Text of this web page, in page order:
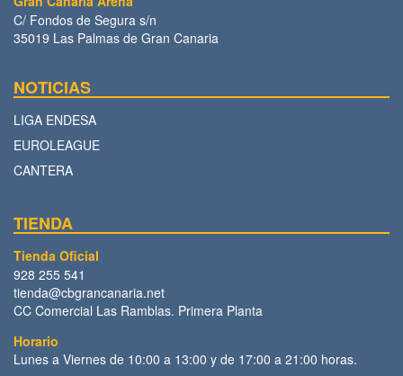
C/ Fondos de Segura s/n
35019 Las Palmas de Gran Canaria
NOTICIAS
LIGA ENDESA
EUROLEAGUE
CANTERA
TIENDA
Tienda Oficial
928 255 541
tienda@cbgrancanaria.net
CC Comercial Las Ramblas. Primera Planta
Horario
Lunes a Viernes de 10:00 a 13:00 y de 17:00 a 21:00 horas.